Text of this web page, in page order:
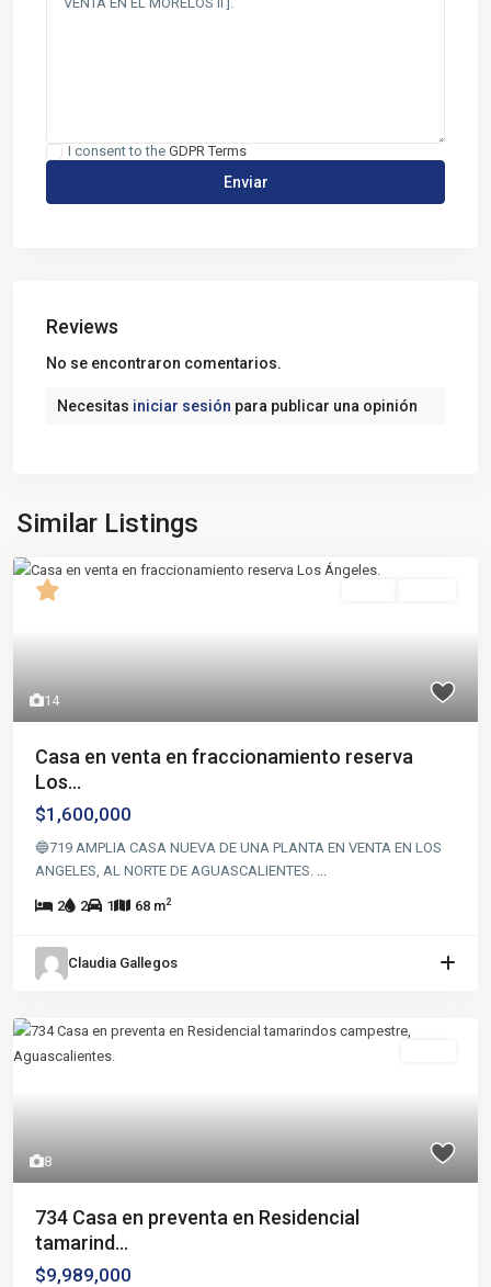
I consent to the GDPR Terms
Reviews
No se encontraron comentarios.
Necesitas iniciar sesión para publicar una opinión
Similar Listings
14
Casa en venta en fraccionamiento reserva
Los...
$1,600,000
🔵719 AMPLIA CASA NUEVA DE UNA PLANTA EN VENTA EN LOS
ANGELES, AL NORTE DE AGUASCALIENTES.
2 2 1 68 m2
Claudia Gallegos
8
734 Casa en preventa en Residencial
tamarind...
$9,989,000